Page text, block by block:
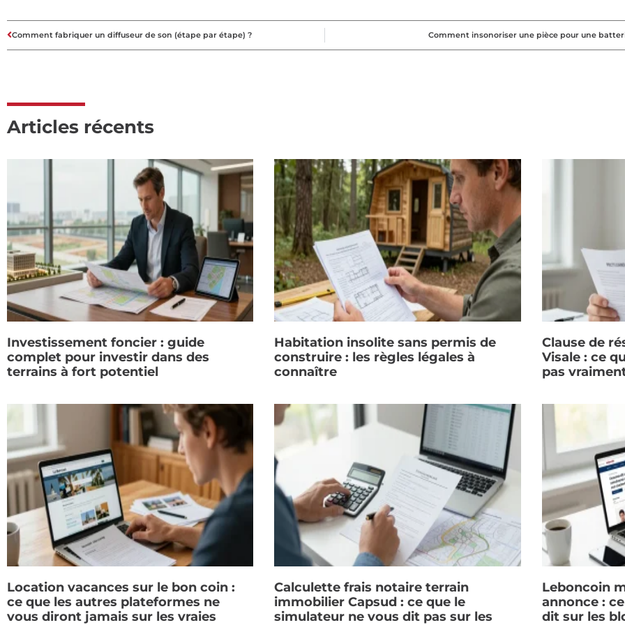
Comment fabriquer un diffuseur de son (étape par étape) ? Comment insonoriser une pièce pour une
Articles récents
Investissement foncier : guide
complet pour investir dans des
terrains à fort potentiel
Habitation insolite sans permis de
construire : les règles légales à
connaître
Clause de
Visale : ce
pas
Location vacances sur le bon coin :
ce que les autres plateformes ne
vous diront jamais sur les vraies
Calculette frais notaire terrain
immobilier Capsud : ce que le
simulateur ne vous dit pas sur les
Leboncoin
annonce :
dit sur les